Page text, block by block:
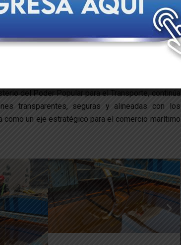
el sector público y la industria agroproductiva
venezolano, Bolipuertos se convierte en un
fortalecer la competitividad de los productores
la simplificación de trámites.
del Poder Popular para el Transporte, continúa
transparentes, seguras y alineadas con los
un eje estratégico para el comercio marítimo